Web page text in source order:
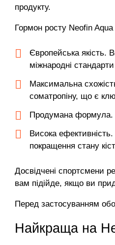
продукту.
Гормон росту Neofin
Європейська якість.
міжнародні стандарти
Максимальна
соматропіну, що є
Продумана формула.
Висока
покращення стану
Досвідчені спортсмени
вам підійде, якщо ви
Перед застосуванням
Найкраща на